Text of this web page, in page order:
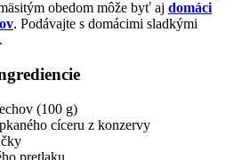
obedom môže byť aj domáci
. Podávajte s domácimi sladkými
(100 g)
cíceru z konzervy
pretlaku